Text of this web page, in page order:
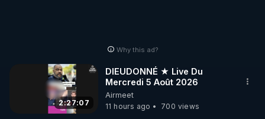
Why this ad?
2:27:07
DIEUDONNÉ ★ Live Du
Mercredi 5 Août 2026
Airmeet
11 hours ago
700 views